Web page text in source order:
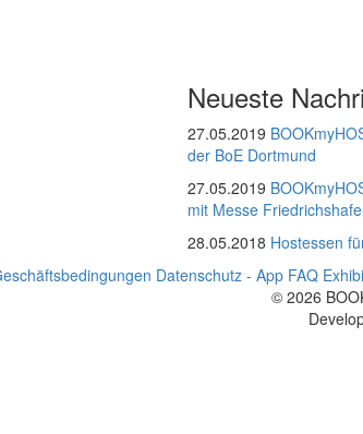
Neueste
27.05.2019
der BoE Dortmund
27.05.2019
mit Messe
28.05.2018 Hostessen
Datenschutz - App FAQ
© 2026